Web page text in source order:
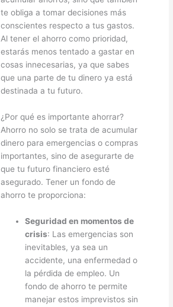
te obliga a tomar decisiones más
conscientes respecto a tus gastos.
Al tener el ahorro como prioridad,
estarás menos tentado a gastar en
cosas innecesarias, ya que sabes
que una parte de tu dinero ya está
destinada a tu futuro.
¿Por qué es importante ahorrar?
Ahorro no solo se trata de acumular
dinero para emergencias o compras
importantes, sino de asegurarte de
que tu futuro financiero esté
asegurado. Tener un fondo de
ahorro te proporciona:
Seguridad en momentos de
crisis: Las emergencias son
inevitables, ya sea un
accidente, una enfermedad o
la pérdida de empleo. Un
fondo de ahorro te permite
manejar estos imprevistos sin